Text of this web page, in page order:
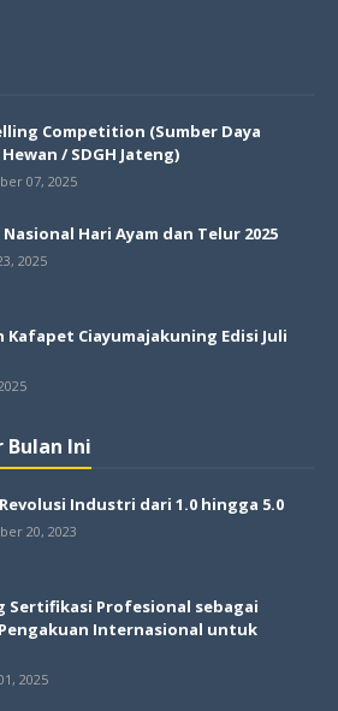
Competition (Sumber Daya
/ SDGH Jateng)
07, 2025
Hari Ayam dan Telur 2025
2025
Kafapet Ciayumajakuning Edisi Juli
Ini
Industri dari 1.0 hingga 5.0
20, 2023
Sertifikasi Profesional sebagai
Internasional untuk
2025